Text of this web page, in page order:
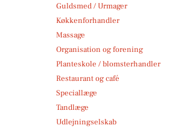
Guldsmed / Urmager
Køkkenforhandler
Massage
Organisation og forening
Planteskole / blomsterhandler
Restaurant og café
Speciallæge
Tandlæge
Udlejningselskab